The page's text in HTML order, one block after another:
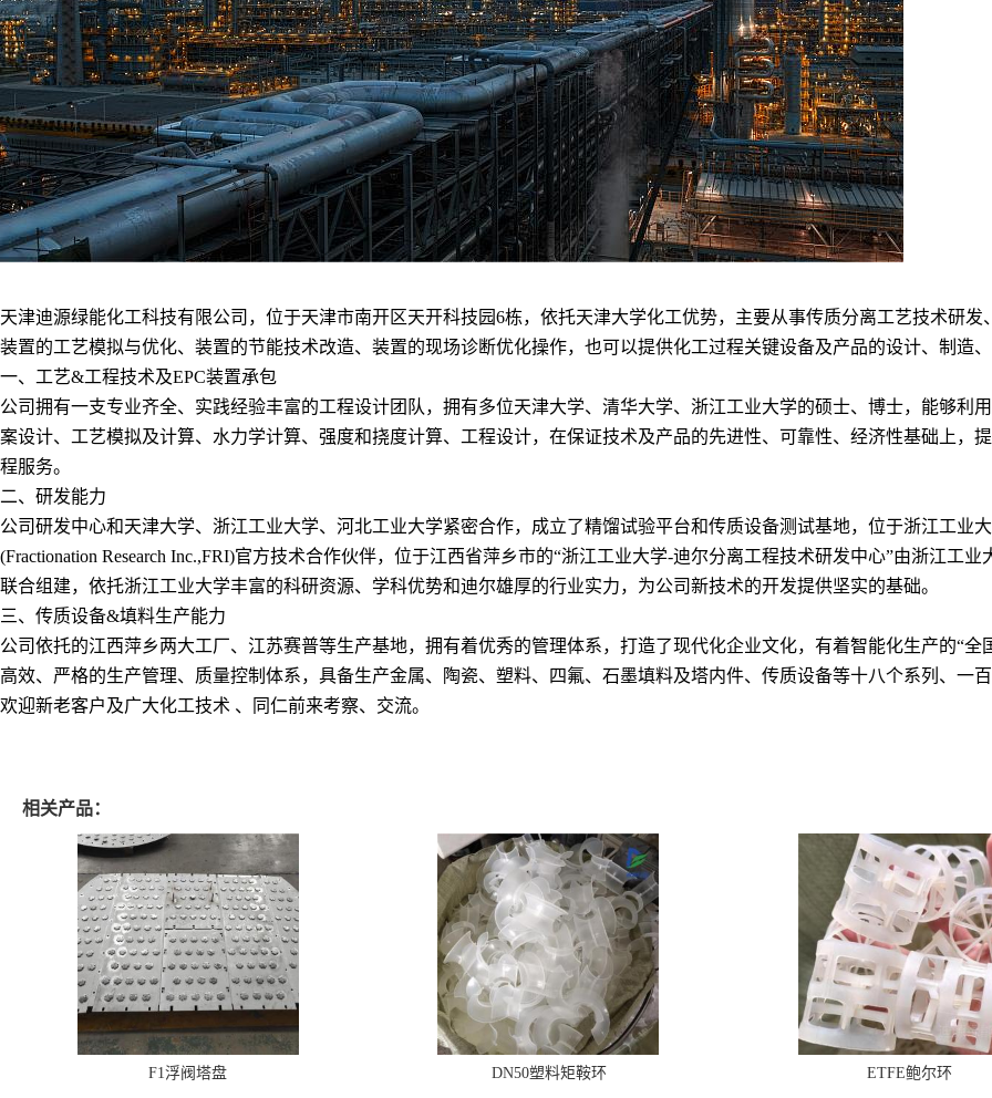
天津迪源绿能化工科技有限公司，位于天津市南开区天开科技园6栋，依托天津大学化工优势，主要从事传质分离工艺技术研
装置的工艺模拟与优化、装置的节能技术改造、装置的现场诊断优化操作，也可以提供化工过程关键设备及产品的设计、制造
一、工艺&工程技术及EPC装置承包
公司拥有一支专业齐全、实践经验丰富的工程设计团队，拥有多位天津大学、清华大学、浙江工业大学的硕士、博士，能够利
案设计、工艺模拟及计算、水力学计算、强度和挠度计算、工程设计，在保证技术及产品的先进性、可靠性、经济性基础上，
程服务。
二、研发能力
公司研发中心和天津大学、浙江工业大学、河北工业大学紧密合作，成立了精馏试验平台和传质设备测试基地，位于浙江工业
(Fractionation Research Inc.,FRI)官方技术合作伙伴，位于江西省萍乡市的“浙江工业大学-迪尔分离工程技术研发中心”由浙江工
联合组建，依托浙江工业大学丰富的科研资源、学科优势和迪尔雄厚的行业实力，为公司新技术的开发提供坚实的基础。
三、传质设备&填料生产能力
公司依托的江西萍乡两大工厂、江苏赛普等生产基地，拥有着优秀的管理体系，打造了现代化企业文化，有着智能化生产的“
高效、严格的生产管理、质量控制体系，具备生产金属、陶瓷、塑料、四氟、石墨填料及塔内件、传质设备等十八个系列、一
欢迎新老客户及广大化工技术 、同仁前来考察、交流。
相关产品：
F1浮阀塔盘 DN50塑料矩鞍环 ETFE鲍尔环